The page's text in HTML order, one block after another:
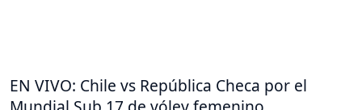
EN VIVO: Chile vs República Checa por el